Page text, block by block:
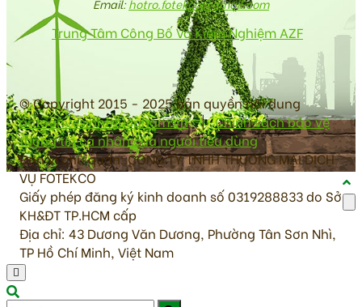
Email:hotro.fotekco@gmail.com
Trung Tâm Công Bố Và Kiểm Nghiệm AZF
© Copyright 2015 - 2025 bản quyền nội dung
antoanvesinhthucpham.vn|Chính sách bảo vệ
thông tin cá nhân của người tiêu dùng
Đơn vị chủ quản: CÔNG TY TNHH THƯƠNG MẠI DỊCH
VỤ FOTEKCO
Giấy phép đăng ký kinh doanh số 0319288833 do Sở
KH&ĐT TP.HCM cấp
Địa chỉ: 43 Dương Văn Dương, Phường Tân Sơn Nhì,
TP Hồ Chí Minh, Việt Nam